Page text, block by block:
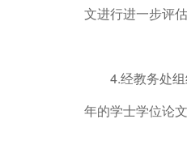
文进行进一步评
4.经教务处
年的学士学位论文